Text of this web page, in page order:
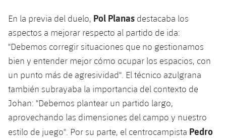
Clasificaciones
Jugadores
Fotos
Historia
Palmarés
Jugadores
Clasificaciones
Junior
Juvenil
Infantil
Alevín
PLUSICON
MÁS
Información general
Noticias
Atletismo
plusicon
más
Actualidad
Masculino
Baloncesto en silla de ruedas
plusicon
más
Actualidad
Hockey sobre hielo
plusicon
más
En la previa del duelo, Pol Planas destacaba los
aspectos a mejorar respecto al partido de ida:
"Debemos corregir situaciones que no gestionamos
bien y entender mejor cómo ocupar los espacios, con
un punto más de agresividad". El técnico azulgrana
también subrayaba la importancia del contexto de
Johan: "Debemos plantear un partido largo,
aprovechando las dimensiones del campo y nuestro
estilo de juego". Por su parte, el centrocampista Pedro